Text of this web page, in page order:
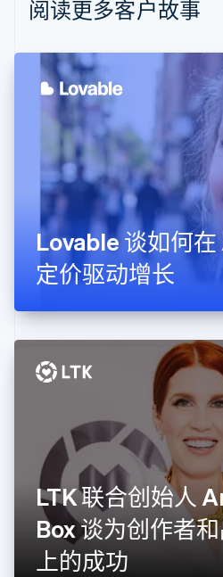
阅读更多客户故事
Lovable 谈如何
定价驱动增长
LTK 联合创始人
Box 谈为创作者
上的成功
波兰
丹麦
English
德国
Deutsch
法国
Français English
芬兰
EnglishSvenska
荷兰
Nederlands English
加拿大
Français
捷克
克罗地亚
English
立陶宛
列支敦士登
Deutsch English
卢森堡
FrançaisDeutsch English
罗马尼亚
English
马尔他
English
马来西亚